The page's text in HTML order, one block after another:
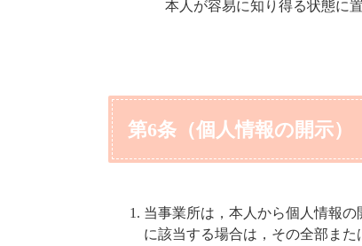
本人が容易に知り得る状態に
第6条（個人情報の開示）
当事業所は，本人から個人情報
に該当する場合は，その全部ま